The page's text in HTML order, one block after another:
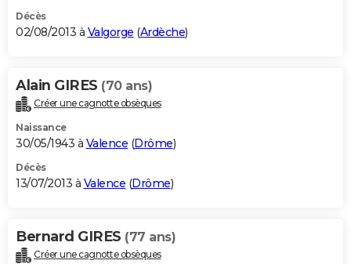
Décès
02/08/2013 à Valgorge (Ardèche)
Alain GIRES (70 ans)
Créer une cagnotte obsèques
Naissance
30/05/1943 à Valence (Drôme)
Décès
13/07/2013 à Valence (Drôme)
Bernard GIRES (77 ans)
Créer une cagnotte obsèques